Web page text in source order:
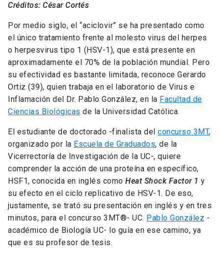
Créditos: César Cortés
Por medio siglo, el “aciclovir” se ha presentado como
el único tratamiento frente al molesto virus del herpes
o herpesvirus tipo 1 (HSV-1), que está presente en
aproximadamente el 70% de la población mundial. Pero
su efectividad es bastante limitada, reconoce Gerardo
Ortiz (39), quien trabaja en el laboratorio de Virus e
Inflamación del Dr. Pablo González, en la Facultad de
Ciencias Biológicas de la Universidad Católica.
El estudiante de doctorado -finalista del concurso 3MT,
organizado por la Escuela de Graduados, de la
Vicerrectoría de Investigación de la UC-, quiere
comprender la acción de una proteína en específico,
HSF1, conocida en inglés como Heat Shock Factor 1 y
su efecto en el ciclo replicativo de HSV-1. De eso,
justamente, se trató su presentación en inglés y en tres
minutos, para el concurso 3MT®- UC. Pablo González -
académico de Biología UC- lo guía en ese camino, ya
que es su profesor de tesis.